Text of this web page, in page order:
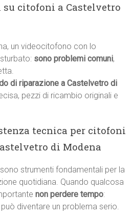
citofoni a Castelvetro
un videocitofono con lo
sono problemi comuni,
di riparazione a Castelvetro di
pezzi di ricambio originali e
tecnica per citofoni
di Modena
strumenti fondamentali per la
quotidiana. Quando qualcosa
non perdere tempo:
diventare un problema serio.